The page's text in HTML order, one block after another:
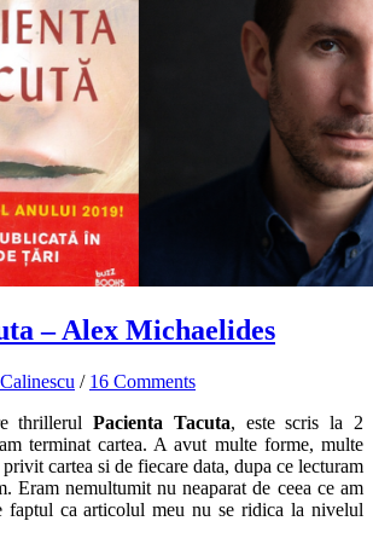
– Alex Michaelides
/ 16 Comments
thrillerulPacienta Tacuta, este scris la 2
terminat cartea. A avut multe forme, multe
cartea si de fiecare data, dupa ce lecturam
Eram nemultumit nu neaparat de ceea ce am
faptul ca articolul meu nu se ridica la nivelul